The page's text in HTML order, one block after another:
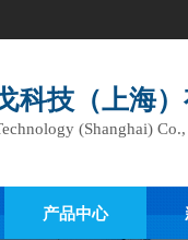
科技（上海
(Shanghai)
产品中心